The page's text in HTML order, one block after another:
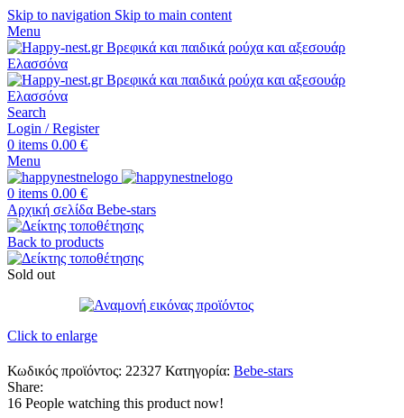
Skip to navigation Skip to main content
Menu
Search
Login / Register
0 items 0.00 €
Menu
0 items 0.00 €
Αρχική σελίδα Bebe-stars
Back to products
Sold out
Click to enlarge
Κωδικός προϊόντος: 22327 Κατηγορία: Bebe-stars
Share:
16 People watching this product now!